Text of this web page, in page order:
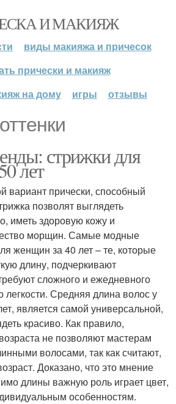
И МАКИЯЖ
виды макияжа и причесок
прически и макияж
на дому
игры отзывы
стрижки для
лет
вариант прически, способный
позволят выглядеть
иметь здоровую кожу и
морщин. Самые модные
женщин за 40 лет – те, которые
длину, подчеркивают
сложного и ежедневного
легкости. Средняя длина волос у
является самой универсальной,
красиво. Как правило,
не позволяют мастерам
волосами, так как считают,
Доказано, что это мнение
длины важную роль играет цвет,
особенностям.